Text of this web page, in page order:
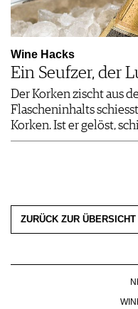
Wine Hacks
Ein Seufzer, der
Der Korken zischt aus
Flascheninhalts
Korken. Ist er gelöst,
ZURÜCK ZUR ÜBERSICHT